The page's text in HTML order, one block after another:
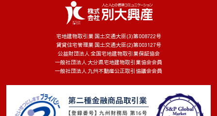
宅地建物取引業 国土交通大臣(3)第008722号
賃貸住宅管理業 国土交通大臣(2)第003127号
公益財団法人 全国宅地建物取引業保証協会
一般社団法人 大分県宅地建物取引業協会会員
一般社団法人 九州不動産公正取引協議会会員